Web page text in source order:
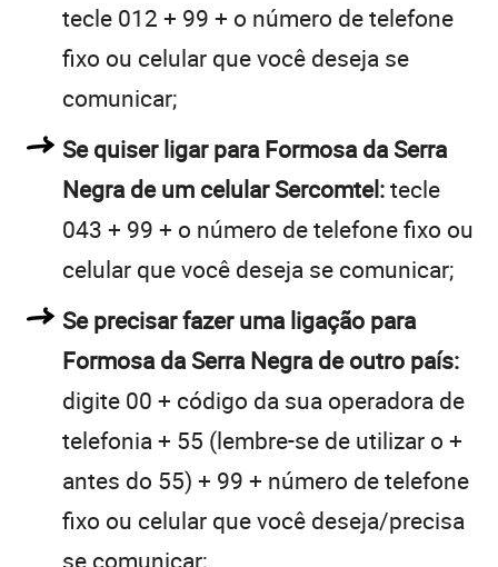
tecle 012 + 99 + o número de telefone
fixo ou celular que você deseja se
comunicar;
Se quiser ligar para Formosa da Serra
Negra de um celular Sercomtel:tecle
043 + 99 + o número de telefone fixo ou
celular que você deseja se comunicar;
Se precisar fazer uma ligação para
Formosa da Serra Negra de outro país:
digite 00 + código da sua operadora de
telefonia + 55 (lembre-se de utilizar o +
antes do 55) + 99 + número de telefone
fixo ou celular que você deseja/precisa
se comunicar;